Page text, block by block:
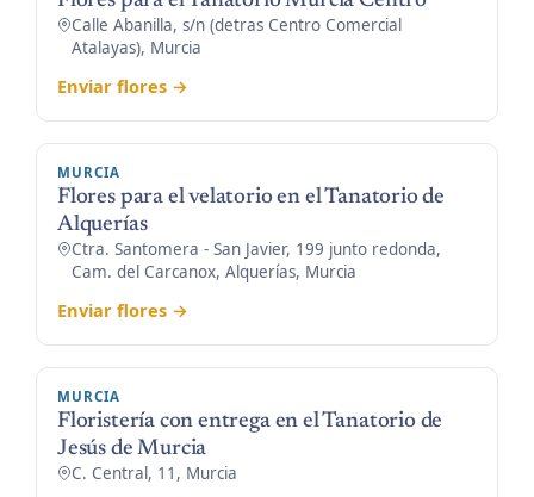
Calle Abanilla, s/n (detras Centro Comercial
Atalayas), Murcia
Enviar flores →
MURCIA
Flores para el velatorio en el Tanatorio de
Alquerías
Ctra. Santomera - San Javier, 199 junto redonda,
Cam. del Carcanox, Alquerías, Murcia
Enviar flores →
MURCIA
Floristería con entrega en el Tanatorio de
Jesús de Murcia
C. Central, 11, Murcia